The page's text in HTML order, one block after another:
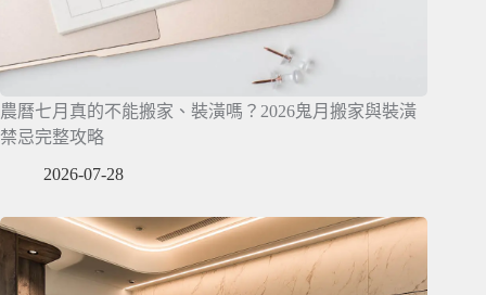
農曆七月真的不能搬家、裝潢嗎？2026鬼月搬家與裝潢
禁忌完整攻略
2026-07-28